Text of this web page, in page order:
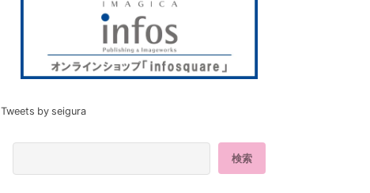
Tweets by seigura